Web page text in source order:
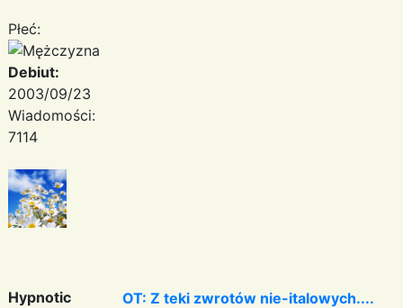
Płeć:
Debiut:
2003/09/23
Wiadomości:
7114
Hypnotic
OT: Z teki zwrotów nie-italowych....